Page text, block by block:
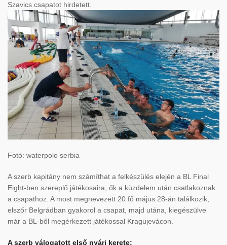
Szavics csapatot hirdetett.
Fotó: waterpolo serbia
A szerb kapitány nem számíthat a felkészülés elején a BL Final
Eight-ben szereplő játékosaira, ők a küzdelem után csatlakoznak
a csapathoz. A most megnevezett 20 fő május 28-án találkozik,
elszőr Belgrádban gyakorol a csapat, majd utána, kiegészülve
már a BL-ből megérkezett játékossal Kragujevácon.
A szerb válogatott első nyári kerete: